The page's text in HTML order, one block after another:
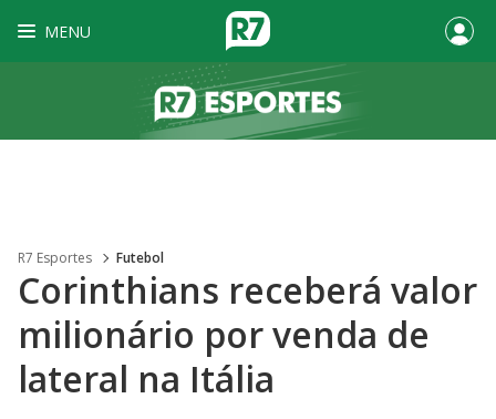
MENU
R7 Esportes Futebol
Corinthians receberá valor
milionário por venda de
lateral na Itália